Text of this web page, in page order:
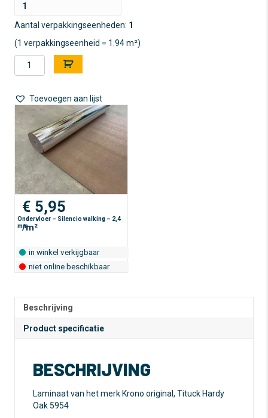
Aantal verpakkingseenheden: 1
(1 verpakkingseenheid = 1.94 m²)
Laminaat
-
Original
-
Tituck
Hardy
klasse
33
aantal
l
e
r
n
a
:
Toevoegen aan lijst
€ 5,95
/m²
Ondervloer – Silencio walking – 2,4
mm
in winkel verkijgbaar
niet online beschikbaar
Beschrijving
Product specificatie
BESCHRIJVING
Laminaat van het merk Krono original, Tituck Hardy
Oak 5954